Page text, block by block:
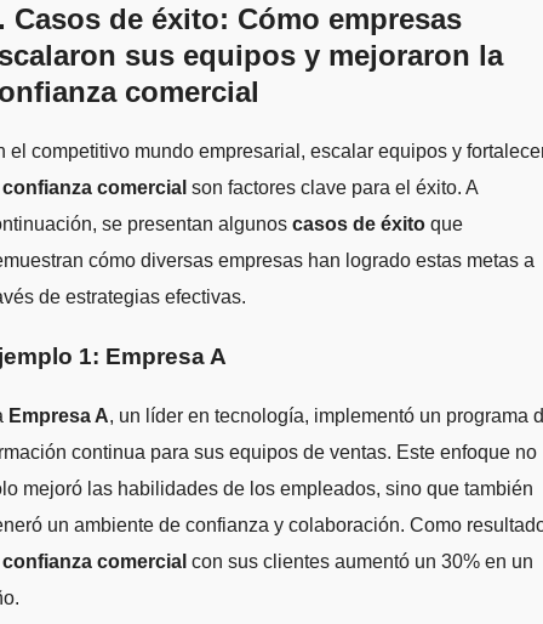
Casos de éxito: Cómo empresas
sus equipos y mejoraron la
comercial
el competitivo mundo empresarial, escalar equipos y
confianza comercial son factores clave para el éxito. A
se presentan algunos casos de éxito que
cómo diversas empresas han logrado estas metas a
de estrategias efectivas.
1: Empresa A
Empresa A, un líder en tecnología, implementó un programa
continua para sus equipos de ventas. Este enfoque no
mejoró las habilidades de los empleados, sino que también
un ambiente de confianza y colaboración. Como
confianza comercial con sus clientes aumentó un 30% en un